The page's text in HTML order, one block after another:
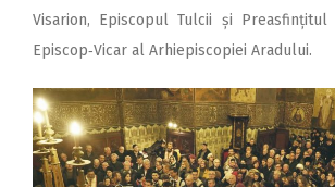
Visarion, Episcopul Tulcii și Preasfințitul
Epis­cop‑Vicar al Arhiepiscopiei Aradului.